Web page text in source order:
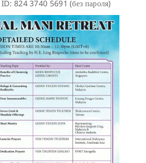
824 3740 5691 (без пароля)